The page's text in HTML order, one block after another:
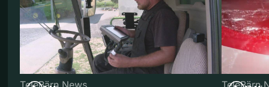
TeleBärn News TeleBärn